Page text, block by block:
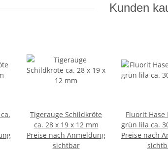
Kunden
Tigerauge Schildkröte
ca. 28 x 19 x 12 mm
Preise nach Anmeldung
sichtbar
Fluorit Hase
grün lila ca.
Preise nach